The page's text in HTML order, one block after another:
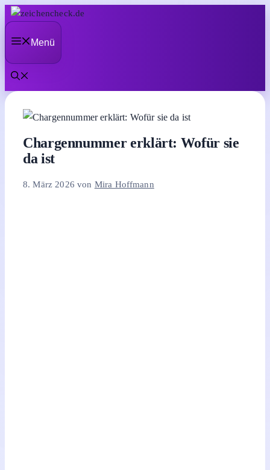
Zum
Inhalt
springenMenü
Chargennummer erklärt: Wofür sie
da ist
8. März 2026 von Mira Hoffmann